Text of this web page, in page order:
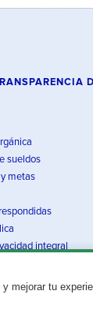
mejorar tu
sueldos
y metas
integral